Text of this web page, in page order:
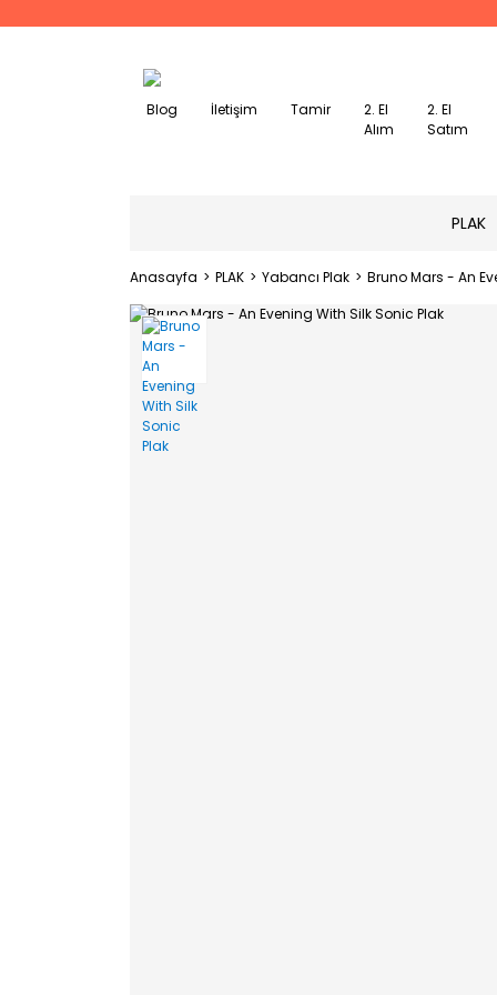
Blog İletişim Tamir
2. El
Alım
2. El
Satım
PLAK
Anasayfa PLAK Yabancı Plak Bruno Mars - An